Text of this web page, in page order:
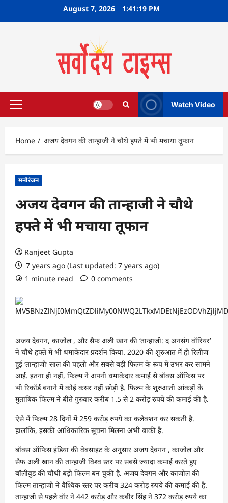
August 7, 2026 1:41:20 PM
Primary
Watch Video
Home अजय देवगन की तान्हाजी ने चौथे हफ्ते में भी मचाया तूफान
मनोरंजन
अजय देवगन की तान्हाजी ने चौथे
हफ्ते में भी मचाया तूफान
Ranjeet Gupta
7 years ago (Last updated: 7 years ago)
1 minute read
0 comments
अजय देवगन, काजोल , और सैफ अली खान की ‘तान्हाजी: द अनसंग वॉरियर’
ने चौथे हफ्ते में भी धमाकेदार प्रदर्शन किया. 2020 की शुरुआत में ही रिलीज
हुई ‘तान्हाजी’ साल की पहली और सबसे बड़ी फिल्म के रूप में उभर कर सामने
आई. इतना ही नहीं, फिल्म ने अपनी धमाकेदार कमाई से बॉक्स ऑफिस पर
भी रिकॉर्ड बनाने में कोई कसर नहीं छोड़ी है. फिल्म के शुरुआती आंकड़ों के
मुताबिक फिल्म ने बीते गुरुवार करीब 1.5 से 2 करोड़ रुपये की कमाई की है.
ऐसे में फिल्म 28 दिनों में 259 करोड़ रुपये का कलेक्शन कर सकती है.
हालांकि, इसकी आधिकारिक सूचना मिलना अभी बाकी है.
बॉक्स ऑफिस इंडिया की वेबसाइट के अनुसार अजय देवगन , काजोल और
सैफ अली खान की तान्हाजी विश्व स्तर पर सबसे ज्यादा कमाई करते हुए
बॉलीवुड की चौथी बड़ी फिल्म बन चुकी है. अजय देवगन और काजोल की
फिल्म तान्हाजी ने वैश्विक स्तर पर करीब 324 करोड़ रुपये की कमाई की है.
तान्हाजी से पहले वॉर ने 442 करोड़ और कबीर सिंह ने 372 करोड़ रुपये का